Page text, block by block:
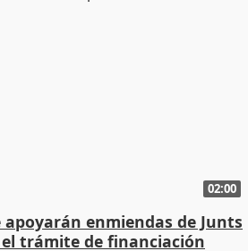
02:00
apoyarán enmiendas de Junts
trámite de financiación